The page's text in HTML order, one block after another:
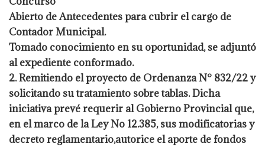
Abierto de Antecedentes para cubrir el cargo de
Contador Municipal.
Tomado conocimiento en su oportunidad, se adjuntó
al expediente conformado.
2. Remitiendo el proyecto de Ordenanza N° 832/22 y
solicitando su tratamiento sobre tablas. Dicha
iniciativa prevé requerir al Gobierno Provincial que,
en el marco de la Ley No 12.385, sus modificatorias y
decreto reglamentario,autorice el aporte de fondos